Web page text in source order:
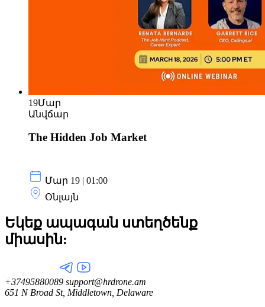
19Մար
Անվճար
The Hidden Job Market
Մար 19 | 01:00
Օնլայն
Եկեք ապագան ստեղծենք
միասին:
+37495880089 support@hrdrone.am
651 N Broad St, Middletown, Delaware